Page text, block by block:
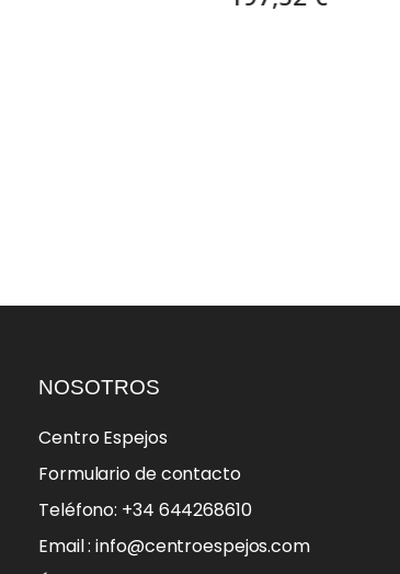
NOSOTROS
Centro Espejos
Formulario de contacto
Teléfono: +34 644268610
Email : info@centroespejos.com